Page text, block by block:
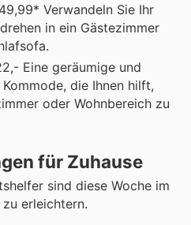
Verwandeln Sie Ihr
in ein Gästezimmer
Eine geräumige und
die Ihnen hilft,
oder Wohnbereich zu
für Zuhause
sind diese Woche im
erleichtern.